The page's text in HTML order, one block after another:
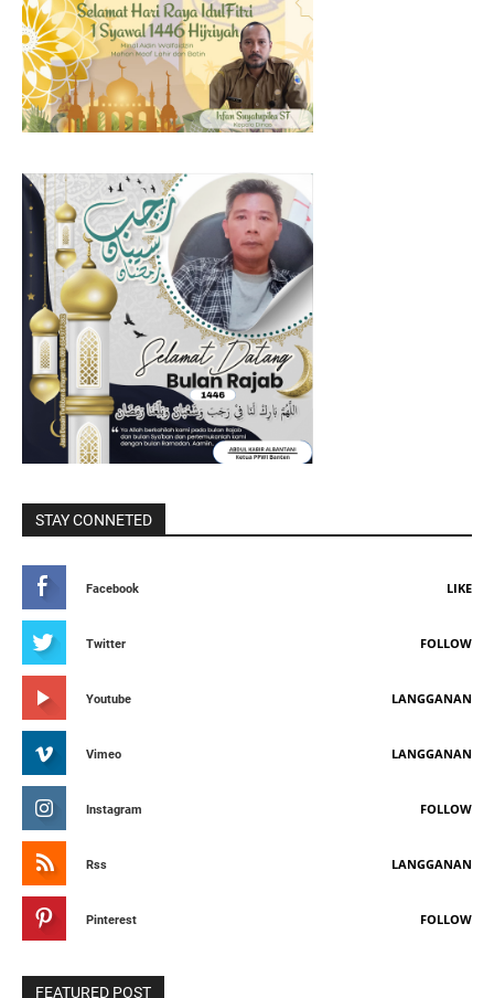
STAY CONNETED
Facebook LIKE
Twitter FOLLOW
Youtube LANGGANAN
Vimeo LANGGANAN
Instagram FOLLOW
Rss LANGGANAN
Pinterest FOLLOW
FEATURED POST